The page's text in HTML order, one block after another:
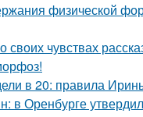
физической
чувствах
в 20: правила
Оренбурге